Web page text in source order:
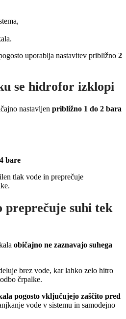
uporablja nastavitev približno 2
se hidrofor izklopi
nastavljen približno 1 do 2 bara
bare
tlak vode in preprečuje
preprečuje suhi tek
običajno ne zaznavajo suhega
brez vode, kar lahko zelo hitro
črpalke.
pogosto vključujejo zaščito pred
vode v sistemu in samodejno